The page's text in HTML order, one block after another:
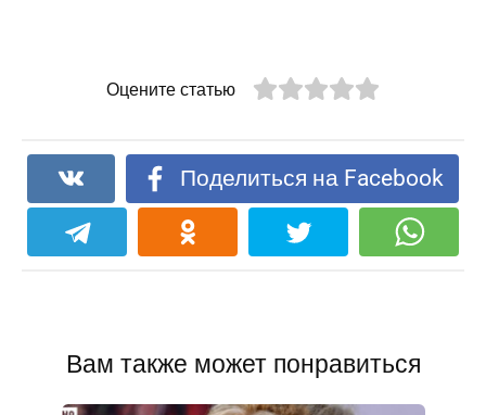
Оцените статью
Поделиться на Facebook
Вам также может понравиться